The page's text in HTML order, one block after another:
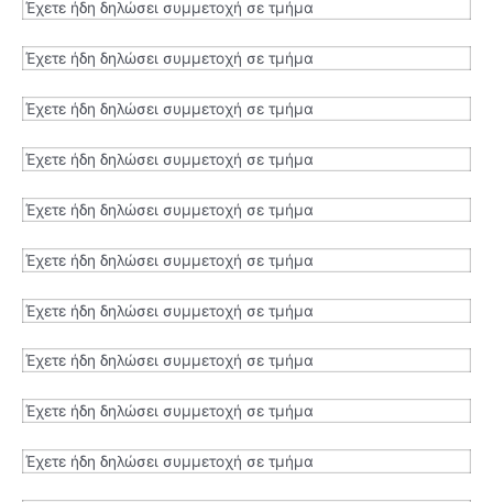
Έχετε ήδη δηλώσει συμμετοχή σε τμήμα
Έχετε ήδη δηλώσει συμμετοχή σε τμήμα
Έχετε ήδη δηλώσει συμμετοχή σε τμήμα
Έχετε ήδη δηλώσει συμμετοχή σε τμήμα
Έχετε ήδη δηλώσει συμμετοχή σε τμήμα
Έχετε ήδη δηλώσει συμμετοχή σε τμήμα
Έχετε ήδη δηλώσει συμμετοχή σε τμήμα
Έχετε ήδη δηλώσει συμμετοχή σε τμήμα
Έχετε ήδη δηλώσει συμμετοχή σε τμήμα
Έχετε ήδη δηλώσει συμμετοχή σε τμήμα